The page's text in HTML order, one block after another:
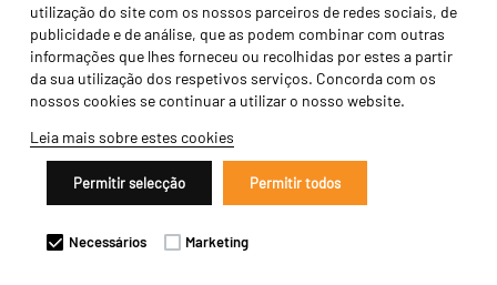
utilização do site com os nossos parceiros de redes sociais, de
publicidade e de análise, que as podem combinar com outras
informações que lhes forneceu ou recolhidas por estes a partir
da sua utilização dos respetivos serviços. Concorda com os
nossos cookies se continuar a utilizar o nosso website.
Leia mais sobre estes cookies
Permitir selecção Permitir todos
Necessários Marketing